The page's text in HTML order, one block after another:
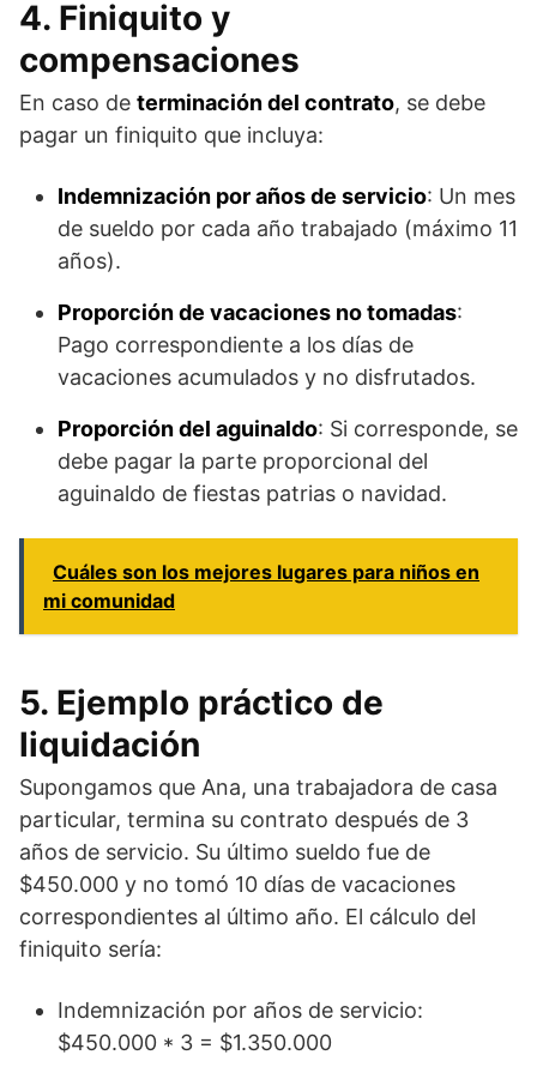
4. Finiquito y
compensaciones
En caso de terminación del contrato, se debe
pagar un finiquito que incluya:
Indemnización por años de servicio: Un mes
de sueldo por cada año trabajado (máximo 11
años).
Proporción de vacaciones no tomadas:
Pago correspondiente a los días de
vacaciones acumulados y no disfrutados.
Proporción del aguinaldo: Si corresponde, se
debe pagar la parte proporcional del
aguinaldo de fiestas patrias o navidad.
Cuáles son los mejores lugares para niños en
mi comunidad
5. Ejemplo práctico de
liquidación
Supongamos que Ana, una trabajadora de casa
particular, termina su contrato después de 3
años de servicio. Su último sueldo fue de
$450.000 y no tomó 10 días de vacaciones
correspondientes al último año. El cálculo del
finiquito sería:
Indemnización por años de servicio:
$450.000 * 3 = $1.350.000